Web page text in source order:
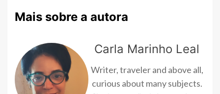
Mais sobre a autora
Carla Marinho Leal
Writer, traveler and above all,
curious about many subjects.